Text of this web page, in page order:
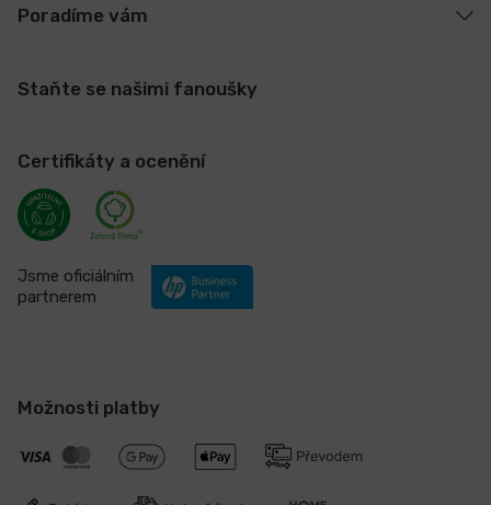
Poradíme vám
Staňte se našimi fanoušky
Certifikáty a ocenění
Jsme oficiálním
partnerem
Možnosti platby